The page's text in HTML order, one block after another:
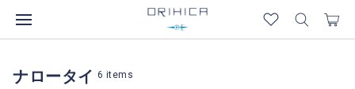
ナロータイ 6 items